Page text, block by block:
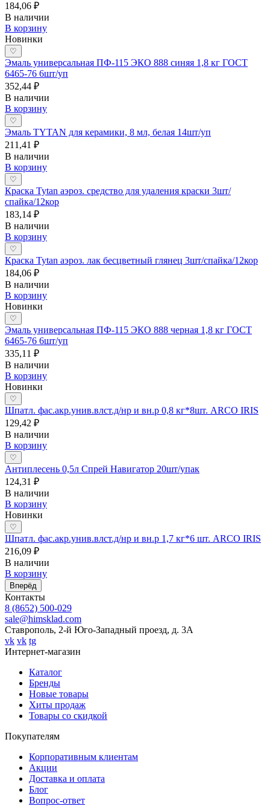
184,06 ₽
В наличии
В корзину
Новинки
♡
Эмаль универсальная ПФ-115 ЭКО 888 синяя 1,8 кг ГОСТ
6465-76 6шт/уп
352,44 ₽
В наличии
В корзину
♡
Эмаль TYTAN для керамики, 8 мл, белая 14шт/уп
211,41 ₽
В наличии
В корзину
♡
Краска Tytan аэроз. средство для удаления краски 3шт/
спайка/12кор
183,14 ₽
В наличии
В корзину
♡
Краска Tytan аэроз. лак бесцветный глянец 3шт/спайка/12кор
184,06 ₽
В наличии
В корзину
Новинки
♡
Эмаль универсальная ПФ-115 ЭКО 888 черная 1,8 кг ГОСТ
6465-76 6шт/уп
335,11 ₽
В наличии
В корзину
Новинки
♡
Шпатл. фас.акр.унив.влст.д/нр и вн.р 0,8 кг*8шт. ARCO IRIS
129,42 ₽
В наличии
В корзину
♡
Антиплесень 0,5л Спрей Навигатор 20шт/упак
124,31 ₽
В наличии
В корзину
Новинки
♡
Шпатл. фас.акр.унив.влст.д/нр и вн.р 1,7 кг*6 шт. ARCO IRIS
216,09 ₽
В наличии
В корзину
Вперёд
Контакты
8 (8652) 500-029
sale@himsklad.com
Ставрополь, 2-й Юго-Западный проезд, д. 3А
vk vk tg
Интернет-магазин
Каталог
Бренды
Новые товары
Хиты продаж
Товары со скидкой
Покупателям
Корпоративным клиентам
Акции
Доставка и оплата
Блог
Вопрос-ответ